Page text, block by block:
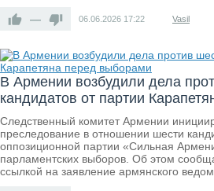
— 06.06.2026 17:22 Vasil
В Армении возбудили дела
кандидатов от партии
Следственный комитет Армении
преследование в отношении шести
оппозиционной партии «Сильная
парламентских выборов. Об этом
ссылкой на заявление армянского